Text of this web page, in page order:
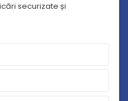
securizate și